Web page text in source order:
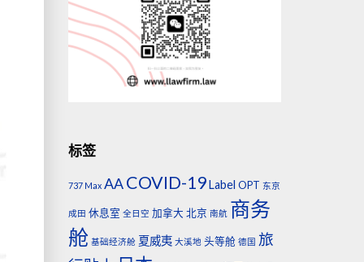
标签
737 Max AA COVID-19 Label OPT 东京
成田 休息室 全日空 加拿大 北京 南航 商务
舱 基础经济舱 夏威夷 大溪地 头等舱 德国 旅